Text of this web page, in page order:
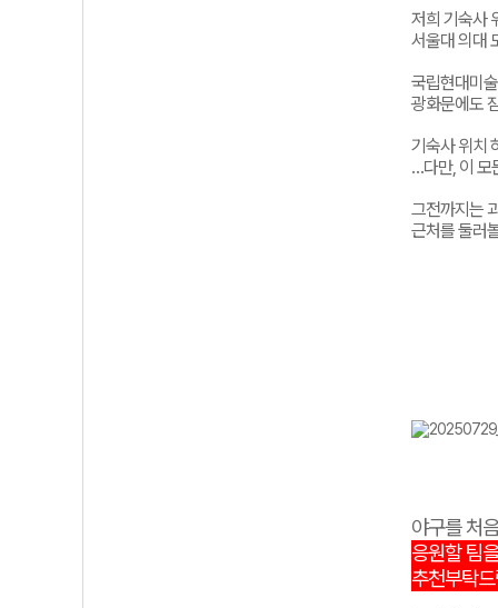
저희 기숙사
서울대 의대
국립현대미
광화문에도
기숙사 위치
…다만, 이 모
그전까지는
근처를둘러
야구를 처
응원할 팀
추천부탁